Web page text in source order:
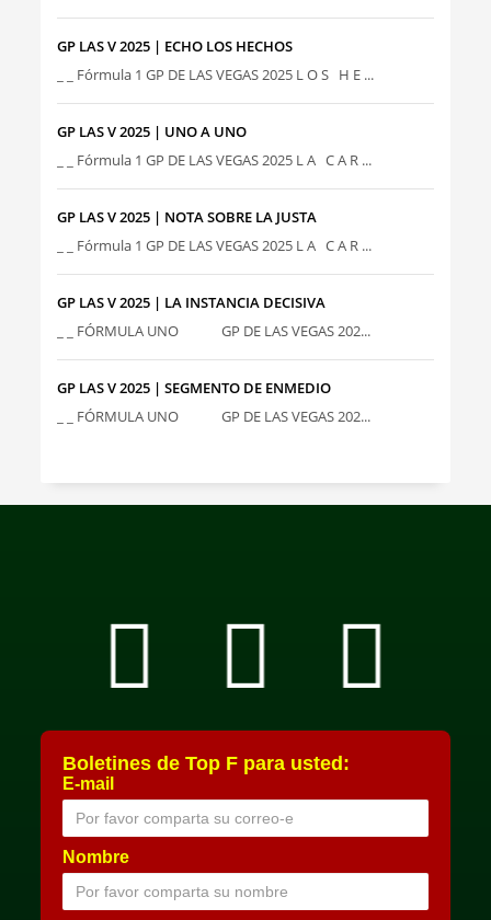
GP LAS V 2025 | ECHO LOS HECHOS
_ _ Fórmula 1 GP DE LAS VEGAS 2025 L O S H E ...
GP LAS V 2025 | UNO A UNO
_ _ Fórmula 1 GP DE LAS VEGAS 2025 L A C A R ...
GP LAS V 2025 | NOTA SOBRE LA JUSTA
_ _ Fórmula 1 GP DE LAS VEGAS 2025 L A C A R ...
GP LAS V 2025 | LA INSTANCIA DECISIVA
_ _ FÓRMULA UNO GP DE LAS VEGAS 202...
GP LAS V 2025 | SEGMENTO DE ENMEDIO
_ _ FÓRMULA UNO GP DE LAS VEGAS 202...
Boletines de Top F para usted:
E-mail
Nombre